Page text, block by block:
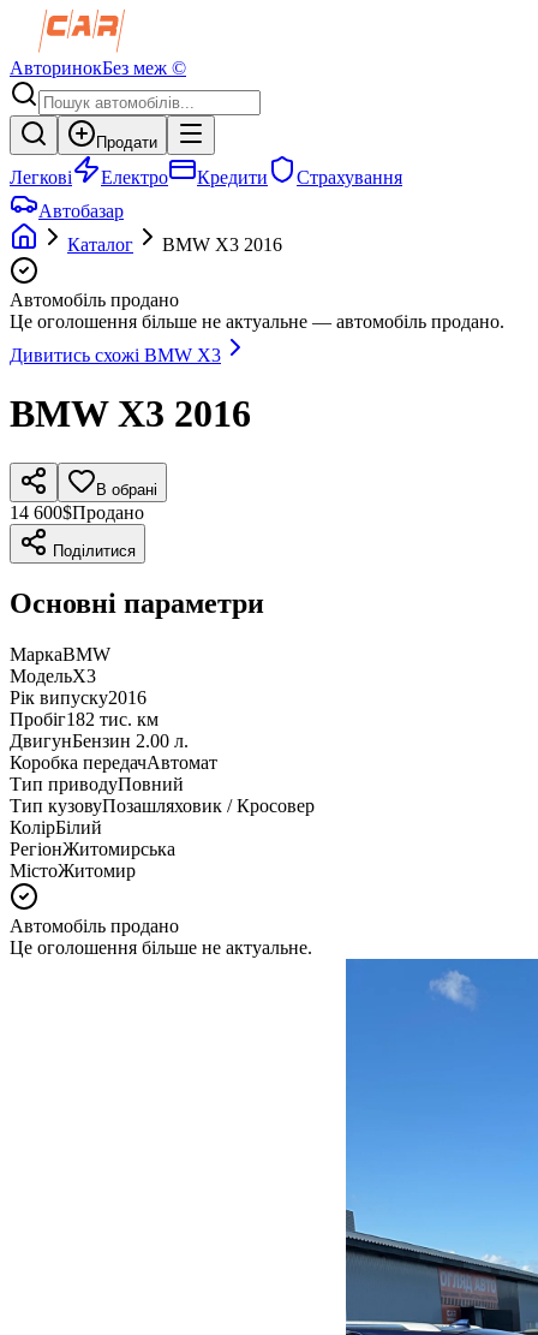
АвторинокБез меж ©
Продати
Легкові Електро Кредити
Страхування
Автобазар
Каталог
BMW X3 2016
Автомобіль продано
Це оголошення більше не актуальне — автомобіль продано.
Дивитись схожі BMW X3
BMW X3 2016
В обрані
14 600$Продано
Поділитися
Основні параметри
МаркаBMW
МодельX3
Рік випуску2016
Пробіг182 тис. км
ДвигунБензин 2.00 л.
Коробка передачАвтомат
Тип приводуПовний
Тип кузовуПозашляховик / Кросовер
КолірБілий
РегіонЖитомирська
МістоЖитомир
Автомобіль продано
Це оголошення більше не актуальне.